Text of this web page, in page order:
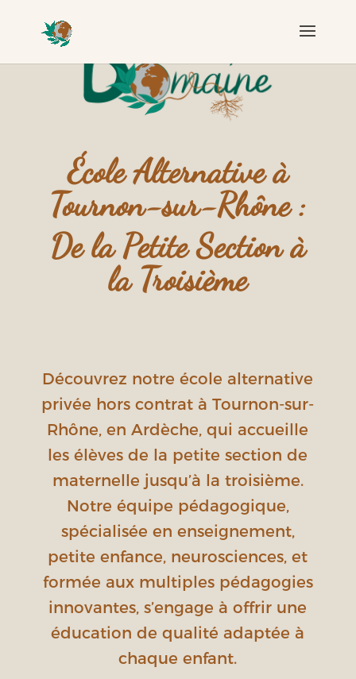
École Alternative à
Tournon-sur-Rhône :
De la Petite Section à
la Troisième
Découvrez notre école alternative
privée hors contrat à Tournon-sur-
Rhône, en Ardèche, qui accueille
les élèves de la petite section de
maternelle jusqu’à la troisième.
Notre équipe pédagogique,
spécialisée en enseignement,
petite enfance, neurosciences, et
formée aux multiples pédagogies
innovantes, s’engage à offrir une
éducation de qualité adaptée à
chaque enfant.